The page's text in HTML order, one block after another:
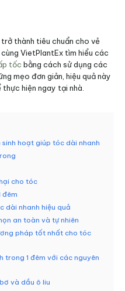
thành tiêu chuẩn cho vẻ
VietPlantEx tìm hiểu các
tốc bằng cách sử dụng các
mẹo đơn giản, hiệu quả này
hiện ngay tại nhà.
sinh hoạt giúp tóc dài nhanh
cho tóc
đêm
dài nhanh hiệu quả
an toàn và tự nhiên
pháp tốt nhất cho tóc
trong 1 đêm với các nguyên
và dầu ô liu